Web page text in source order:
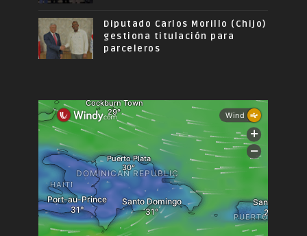
Diputado Carlos Morillo (Chijo)
gestiona titulación para
parceleros